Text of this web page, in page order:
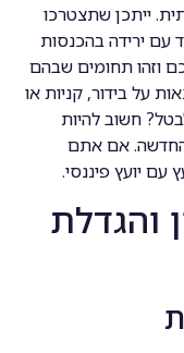
ייתכן שתצטרכו
עם ירידה בהכנסות
וזהו תחומים שבהם
על בידור, קניות או
חשוב להיות
החדשה. אם אתם
יועץ פיננסי.
והגדלת